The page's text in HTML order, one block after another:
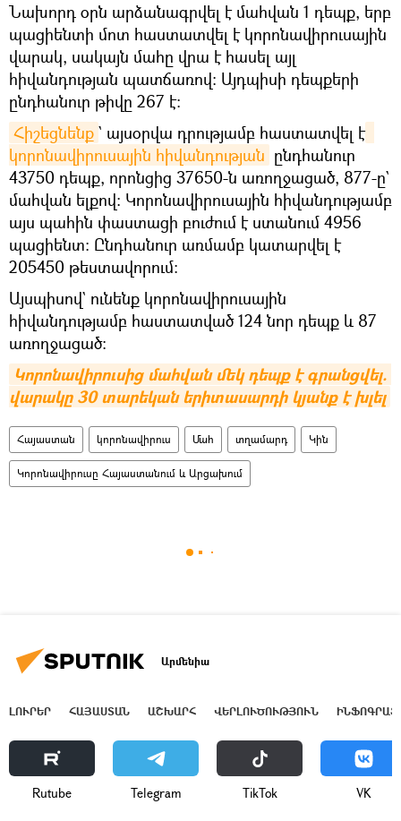
Նախորդ օրն արձանագրվել է մահվան 1 դեպք, երբ
պացիենտի մոտ հաստատվել է կորոնավիրուսային
վարակ, սակայն մահը վրա է հասել այլ
հիվանդության պատճառով: Այդպիսի դեպքերի
ընդհանուր թիվը 267 է:
Հիշեցնենք ` այսօրվա դրությամբ հաստատվել է
կորոնավիրուսային հիվանդության ընդհանուր
43750 դեպք, որոնցից 37650-ն առողջացած, 877-ը`
մահվան ելքով: Կորոնավիրուսային հիվանդությամբ
այս պահին փաստացի բուժում է ստանում 4956
պացիենտ: Ընդհանուր առմամբ կատարվել է
205450 թեստավորում:
Այսպիսով` ունենք կորոնավիրուսային
հիվանդությամբ հաստատված 124 նոր դեպք և 87
առողջացած։
Կորոնավիրուսից մահվան մեկ դեպք է գրանցվել.
վարակը 30 տարեկան երիտասարդի կյանք է խլել
Հայաստան կորոնավիրուս Մահ տղամարդ Կին
Կորոնավիրուսը Հայաստանում և Արցախում
Արմենիա
ԼՈՒՐԵՐ ՀԱՅԱՍՏԱՆ ԱՇԽԱՐՀ ՎԵՐԼՈՒԾՈՒԹՅՈՒՆ
Rutube Telegram ТikТоk VK